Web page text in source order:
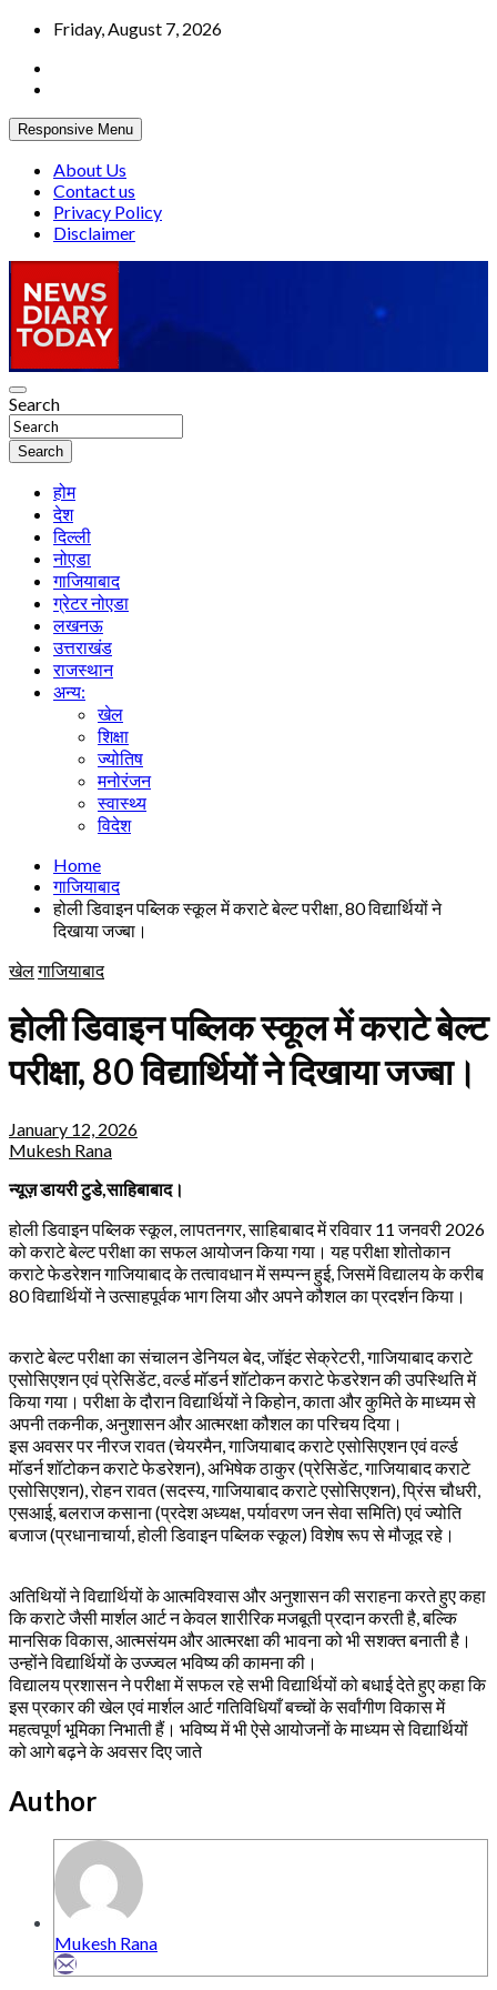
Skip
content
Friday, August 7, 2026
Responsive Menu
About Us
Contact us
Privacy Policy
Disclaimer
News Diary Today
Truth be told
Search
Search
होम
देश
दिल्ली
नोएडा
गाजियाबाद
ग्रेटर नोएडा
लखनऊ
उत्तराखंड
राजस्थान
अन्य:
खेल
शिक्षा
ज्योतिष
मनोरंजन
स्वास्थ्य
विदेश
Home
गाजियाबाद
होली डिवाइन पब्लिक स्कूल में कराटे बेल्ट परीक्षा, 80 विद्यार्थियों ने
दिखाया जज्बा।
खेलगाजियाबाद
होली डिवाइन पब्लिक स्कूल में कराटे बेल्ट
परीक्षा, 80 विद्यार्थियों ने दिखाया जज्बा।
January 12, 2026
Mukesh Rana
न्यूज़ डायरी टुडे,साहिबाबाद।
होली डिवाइन पब्लिक स्कूल, लापतनगर, साहिबाबाद में रविवार 11 जनवरी 2026
को कराटे बेल्ट परीक्षा का सफल आयोजन किया गया। यह परीक्षा शोतोकान
कराटे फेडरेशन गाजियाबाद के तत्वावधान में सम्पन्न हुई, जिसमें विद्यालय के करीब
80 विद्यार्थियों ने उत्साहपूर्वक भाग लिया और अपने कौशल का प्रदर्शन किया।
कराटे बेल्ट परीक्षा का संचालन डेनियल बेद, जॉइंट सेक्रेटरी, गाजियाबाद कराटे
एसोसिएशन एवं प्रेसिडेंट, वर्ल्ड मॉडर्न शॉटोकन कराटे फेडरेशन की उपस्थिति में
किया गया। परीक्षा के दौरान विद्यार्थियों ने किहोन, काता और कुमिते के माध्यम से
अपनी तकनीक, अनुशासन और आत्मरक्षा कौशल का परिचय दिया।
इस अवसर पर नीरज रावत (चेयरमैन, गाजियाबाद कराटे एसोसिएशन एवं वर्ल्ड
मॉडर्न शॉटोकन कराटे फेडरेशन), अभिषेक ठाकुर (प्रेसिडेंट, गाजियाबाद कराटे
एसोसिएशन), रोहन रावत (सदस्य, गाजियाबाद कराटे एसोसिएशन), प्रिंस चौधरी,
एसआई, बलराज कसाना (प्रदेश अध्यक्ष, पर्यावरण जन सेवा समिति) एवं ज्योति
बजाज (प्रधानाचार्या, होली डिवाइन पब्लिक स्कूल) विशेष रूप से मौजूद रहे।
अतिथियों ने विद्यार्थियों के आत्मविश्वास और अनुशासन की सराहना करते हुए कहा
कि कराटे जैसी मार्शल आर्ट न केवल शारीरिक मजबूती प्रदान करती है, बल्कि
मानसिक विकास, आत्मसंयम और आत्मरक्षा की भावना को भी सशक्त बनाती है।
उन्होंने विद्यार्थियों के उज्ज्वल भविष्य की कामना की।
विद्यालय प्रशासन ने परीक्षा में सफल रहे सभी विद्यार्थियों को बधाई देते हुए कहा कि
इस प्रकार की खेल एवं मार्शल आर्ट गतिविधियाँ बच्चों के सर्वांगीण विकास में
महत्वपूर्ण भूमिका निभाती हैं। भविष्य में भी ऐसे आयोजनों के माध्यम से विद्यार्थियों
को आगे बढ़ने के अवसर दिए जाते
Author
Mukesh Rana